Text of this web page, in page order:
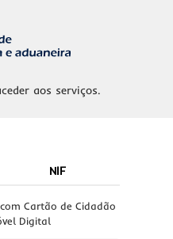
aos serviços.
NIF
Cartão de Cidadão
Digital